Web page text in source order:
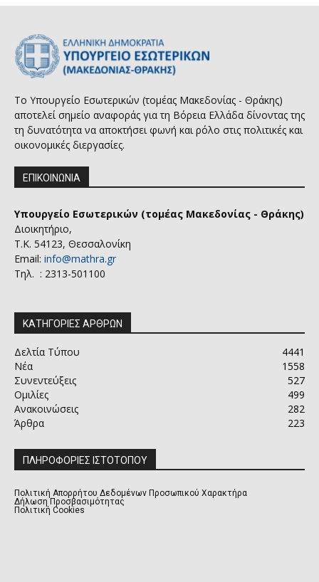
Το Υπουργείο Εσωτερικών (τομέας Μακεδονίας - Θράκης)
αποτελεί σημείο αναφοράς για τη Βόρεια Ελλάδα δίνοντας της
τη δυνατότητα να αποκτήσει φωνή και ρόλο στις πολιτικές και
οικονομικές διεργασίες.
ΕΠΙΚΟΙΝΩΝΙΑ
Υπουργείο Εσωτερικών (τομέας Μακεδονίας - Θράκης)
Διοικητήριο,
Τ.Κ. 54123, Θεσσαλονίκη
Email: info@mathra.gr
Τηλ. : 2313-501100
ΚΑΤΗΓΟΡΙΕΣ ΑΡΘΡΩΝ
Δελτία Τύπου
4441
Νέα
1558
Συνεντεύξεις
527
Ομιλίες
499
Ανακοινώσεις
282
Άρθρα
223
ΠΛΗΡΟΦΟΡΙΕΣ ΙΣΤΟΤΟΠΟΥ
Πολιτική Απορρήτου Δεδομένων Προσωπικού Χαρακτήρα
Δήλωση Προσβασιμότητας
Πολιτική Cookies